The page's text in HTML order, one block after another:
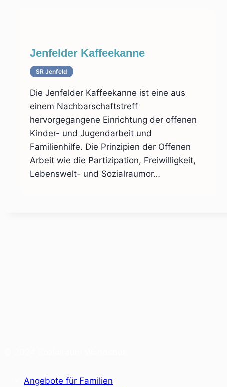
Jenfelder Kaffeekanne
SR Jenfeld
Die Jenfelder Kaffeekanne ist eine aus
einem Nachbarschaftstreff
hervorgegangene Einrichtung der offenen
Kinder- und Jugendarbeit und
Familienhilfe. Die Prinzipien der Offenen
Arbeit wie die Partizipation, Freiwilligkeit,
Lebenswelt- und Sozialraumor…
Angebote für Familien